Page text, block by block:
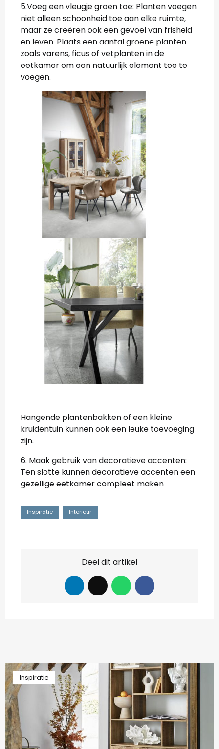
5.Voeg een vleugje groen toe: Planten voegen
niet alleen schoonheid toe aan elke ruimte,
maar ze creëren ook een gevoel van frisheid
en leven. Plaats een aantal groene planten
zoals varens, ficus of vetplanten in de
eetkamer om een natuurlijk element toe te
voegen.
Hangende plantenbakken of een kleine
kruidentuin kunnen ook een leuke toevoeging
zijn.
6. Maak gebruik van decoratieve accenten:
Ten slotte kunnen decoratieve accenten een
gezellige eetkamer compleet maken
Inspiratie Interieur
Deel dit artikel
Inspiratie